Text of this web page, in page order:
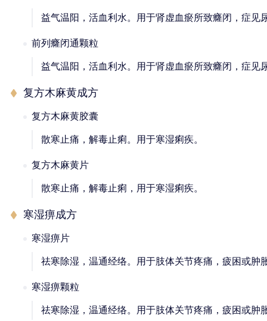
益气温阳，活血利水。用于肾虚血瘀所致癃闭，症
前列癃闭通颗粒
益气温阳，活血利水。用于肾虚血瘀所致癃闭，症
复方木麻黄成方
复方木麻黄胶囊
散寒止痛，解毒止痢。用于寒湿痢疾。
复方木麻黄片
散寒止痛，解毒止痢，用于寒湿痢疾。
寒湿痹成方
寒湿痹片
祛寒除湿，温通经络。用于肢体关节疼痛，疲困或肿
寒湿痹颗粒
祛寒除湿，温通经络。用于肢体关节疼痛，疲困或肿